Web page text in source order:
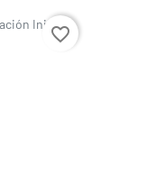
favorite_border